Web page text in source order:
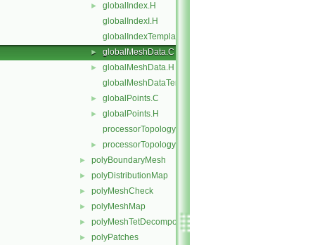
►
globalIndex.H
globalIndexI.H
globalIndexTemplates.C
► globalMeshData.C
►
globalMeshData.H
globalMeshDataTemplates.C
► globalPoints.C
►
globalPoints.H
processorTopology.C
► processorTopology.H
► polyBoundaryMesh
► polyDistributionMap
► polyMeshCheck
► polyMeshMap
► polyMeshTetDecomposition
► polyPatches